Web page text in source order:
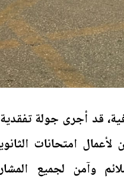
قد أجرى جولة
لأعمال امتحانات
وآمن لجميع